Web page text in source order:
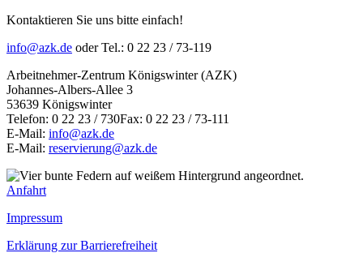
Kontaktieren Sie uns bitte einfach!
info@azk.de oder Tel.: 0 22 23 / 73-119
Arbeitnehmer-Zentrum Königswinter (AZK)
Johannes-Albers-Allee 3
53639 Königswinter
Telefon: 0 22 23 / 730Fax: 0 22 23 / 73-111
E-Mail: info@azk.de
E-Mail: reservierung@azk.de
Anfahrt
Impressum
Erklärung zur Barrierefreiheit